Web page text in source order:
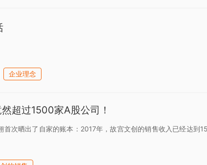
企业理念
超过1500家A股公司！
首次晒出了自家的账本：2017年，故宫文创的销售收入已经达